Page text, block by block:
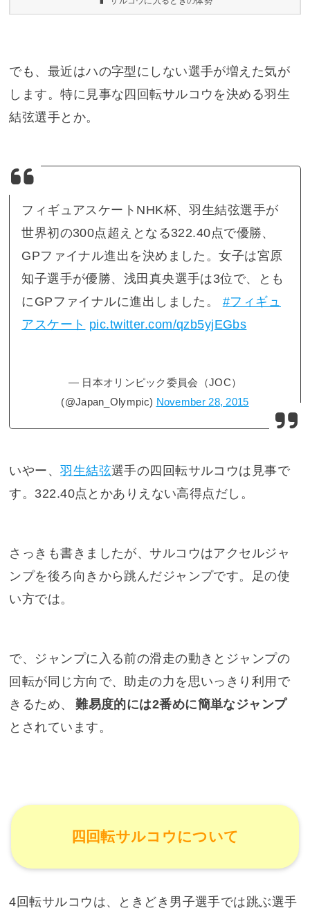
でも、最近はハの字型にしない選手が増えた気が
します。特に見事な四回転サルコウを決める羽生
結弦選手とか。
フィギュアスケートNHK杯、羽生結弦選手が
世界初の300点超えとなる322.40点で優勝、
GPファイナル進出を決めました。女子は宮原
知子選手が優勝、浅田真央選手は3位で、とも
にGPファイナルに進出しました。 #フィギュ
アスケート pic.twitter.com/qzb5yjEGbs
— 日本オリンピック委員会（JOC）
(@Japan_Olympic) November 28, 2015
いやー、羽生結弦選手の四回転サルコウは見事で
す。322.40点とかありえない高得点だし。
さっきも書きましたが、サルコウはアクセルジャ
ンプを後ろ向きから跳んだジャンプです。足の使
い方では。
で、ジャンプに入る前の滑走の動きとジャンプの
回転が同じ方向で、助走の力を思いっきり利用で
きるため、
難易度的には2番めに簡単なジャンプ
とされています。
四回転サルコウについて
4回転サルコウは、ときどき男子選手では跳ぶ選手